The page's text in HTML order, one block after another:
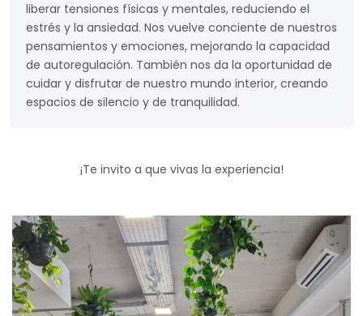
liberar tensiones físicas y mentales, reduciendo el
estrés y la ansiedad. Nos vuelve conciente de nuestros
pensamientos y emociones, mejorando la capacidad
de autoregulación. También nos da la oportunidad de
cuidar y disfrutar de nuestro mundo interior, creando
espacios de silencio y de tranquilidad.
¡Te invito a que vivas la experiencia!